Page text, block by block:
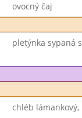
ovocný čaj
pletýnka sypaná
chléb